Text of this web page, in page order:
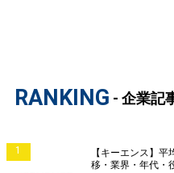
RANKING - 企業記
1
【キーエンス】
移・業界・年代・